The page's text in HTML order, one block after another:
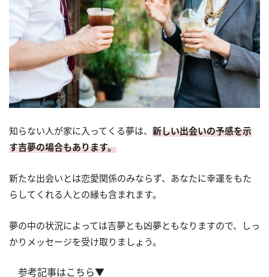
知らない人が家に入ってくる夢は、 新しい出会いの予感を示
す吉夢の場合もあります。
新たな出会いとは恋愛関係のみならず、あなたに幸運をもた
らしてくれる人との縁も含まれます。
夢の中の状況によっては吉夢とも凶夢ともなりますので、しっ
かりメッセージを受け取りましょう。
参考記事はこちら▼